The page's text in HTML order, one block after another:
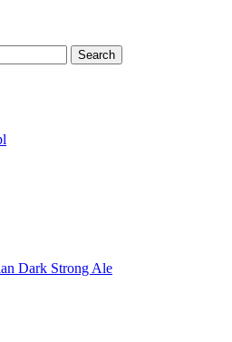
Dark Strong Ale